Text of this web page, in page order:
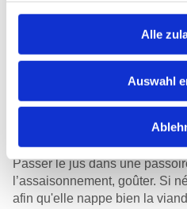
Alle
Auswahl
Préparation
moutarde, puis badigeonner
une cocotte chaude avec
environ 3 dl de bouillon de
bouillon si nécessaire au fil de
Passer le jus dans une
l’assaisonnement, goûter. Si
afin qu'elle nappe bien la